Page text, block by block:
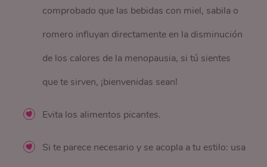
comprobado que las bebidas con miel, sabila o
romero influyan directamente en la disminución
de los calores de la menopausia, si tú sientes
que te sirven, ¡bienvenidas sean!
Evita los alimentos picantes.
Si te parece necesario y se acopla a tu estilo: usa